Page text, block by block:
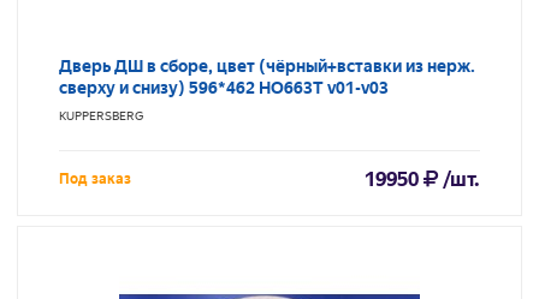
Дверь ДШ в сборе, цвет (чёрный+вставки из нерж.
сверху и снизу) 596*462 HO663T v01-v03
KUPPERSBERG
Под заказ 19950 /шт.